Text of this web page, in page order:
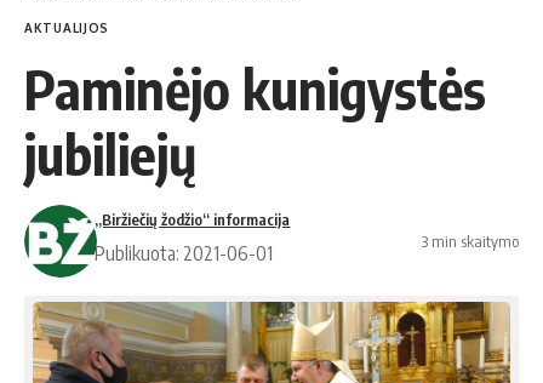
AKTUALIJOS
Paminėjo kunigystės
jubiliejų
„Biržiečių žodžio“ informacija
Publikuota: 2021-06-01
3 min skaitymo